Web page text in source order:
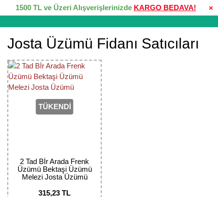
×
1500 TL ve Üzeri Alışverişlerinizde KARGO BEDAVA!
Josta Üzümü Fidanı Satıcıları
TÜKENDİ
2 Tad Bİr Arada Frenk
Üzümü Bektaşi Üzümü
Melezi Josta Üzümü
315,23 TL